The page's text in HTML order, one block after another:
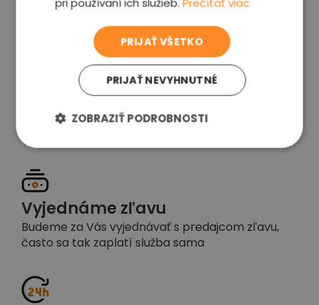
voľba
Garancia spokojnosti
Pokiaľ nebudete s našou prácou spokojní,
Vyjednáme zľavu
Budeme za Vás vyjednávať s predajcom zľavu,
často sa tak zaplatí služba sama
PRIJAŤ VŠETKO
PRIJAŤ NEVYHNUTNÉ
ZOBRAZIŤ PODROBNOSTI